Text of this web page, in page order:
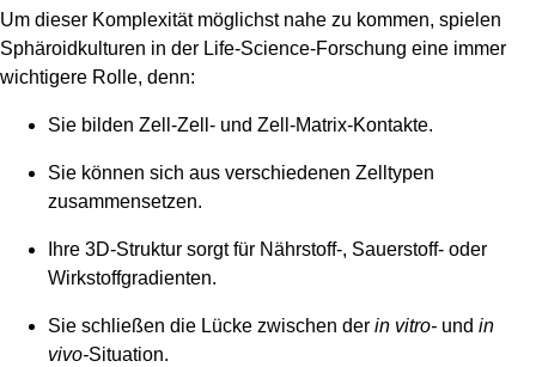
Um dieser Komplexität möglichst nahe zu kommen, spielen
Sphäroidkulturen in der Life-Science-Forschung eine immer
wichtigere Rolle, denn:
Sie bilden Zell-Zell- und Zell-Matrix-Kontakte.
Sie können sich aus verschiedenen Zelltypen
zusammensetzen.
Ihre 3D-Struktur sorgt für Nährstoff-, Sauerstoff- oder
Wirkstoffgradienten.
Sie schließen die Lücke zwischen der in vitro- und in
vivo-Situation.